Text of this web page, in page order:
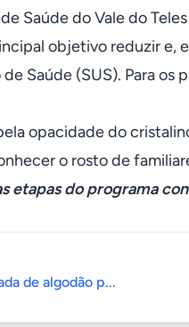
Saúde do Vale do
objetivo reduzir e,
Saúde (SUS). Para
opacidade do
o rosto de
etapas do programa
de algodão p...